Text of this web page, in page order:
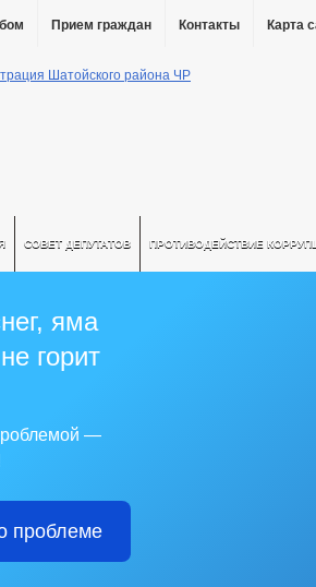
Прием граждан Контакты Карта
СОВЕТ ДЕПУТАТОВ ПРОТИВОДЕЙСТВИЕ
яма
горит
—
проблеме